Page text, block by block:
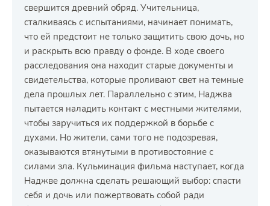
свершится древний обряд. Учительница,
сталкиваясь с испытаниями, начинает понимать,
что ей предстоит не только защитить свою дочь, но
и раскрыть всю правду о фонде. В ходе своего
расследования она находит старые документы и
свидетельства, которые проливают свет на темные
дела прошлых лет. Параллельно с этим, Наджва
пытается наладить контакт с местными жителями,
чтобы заручиться их поддержкой в борьбе с
духами. Но жители, сами того не подозревая,
оказываются втянутыми в противостояние с
силами зла. Кульминация фильма наступает, когда
Наджве должна сделать решающий выбор: спасти
себя и дочь или пожертвовать собой ради